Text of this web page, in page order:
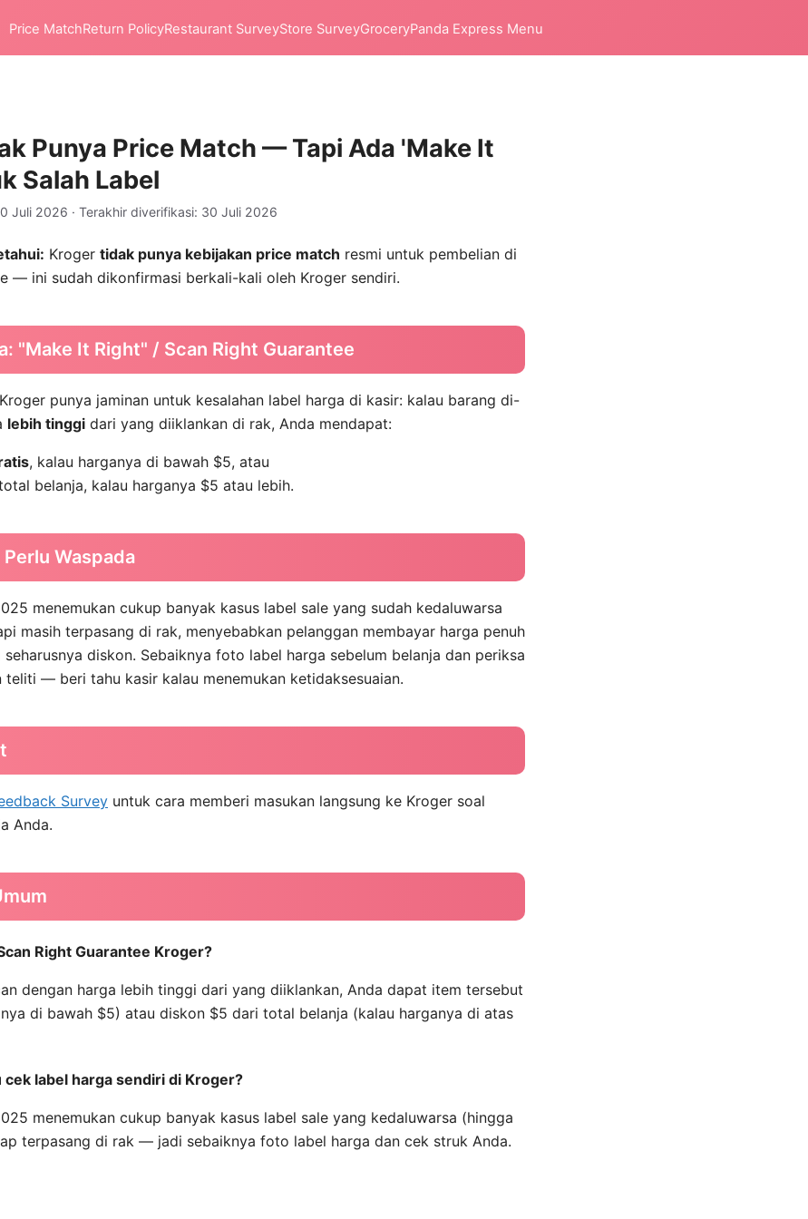
Price MatchReturn PolicyRestaurant SurveyStore SurveyGroceryPanda Express Menu
Punya Price Match — Tapi Ada 'Make It
Salah Label
Juli 2026 · Terakhir diverifikasi: 30 Juli 2026
Kroger tidak punya kebijakan price match resmi untuk pembelian di
— ini sudah dikonfirmasi berkali-kali oleh Kroger sendiri.
"Make It Right" / Scan Right Guarantee
punya jaminan untuk kesalahan label harga di kasir: kalau barang di-
lebih tinggi dari yang diiklankan di rak, Anda mendapat:
, kalau harganya di bawah $5, atau
belanja, kalau harganya $5 atau lebih.
Waspada
menemukan cukup banyak kasus label sale yang sudah kedaluwarsa
masih terpasang di rak, menyebabkan pelanggan membayar harga penuh
diskon. Sebaiknya foto label harga sebelum belanja dan periksa
teliti — beri tahu kasir kalau menemukan ketidaksesuaian.
Survey untuk cara memberi masukan langsung ke Kroger soal
Anda.
Right Guarantee Kroger?
dengan harga lebih tinggi dari yang diiklankan, Anda dapat item tersebut
di bawah $5) atau diskon $5 dari total belanja (kalau harganya di atas
cek label harga sendiri di Kroger?
menemukan cukup banyak kasus label sale yang kedaluwarsa (hingga
terpasang di rak — jadi sebaiknya foto label harga dan cek struk Anda.